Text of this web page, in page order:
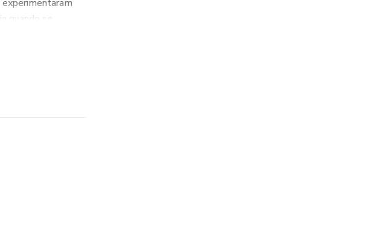
quando se